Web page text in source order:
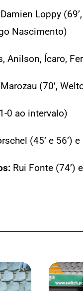
Damien Loppy
Nascimento)
Anilson, Ícaro,
Marozau (70’,
0 ao intervalo)
(45’ e 56’)
Rui Fonte (74’)